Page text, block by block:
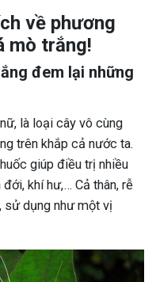
về phương
mò trắng!
đem lại những
là loại cây vô cùng
trên khắp cả nước ta.
giúp điều trị nhiều
khí hư,… Cả thân, rễ
sử dụng như một vị